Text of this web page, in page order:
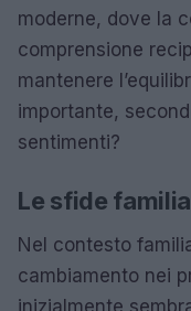
moderne, dove la
comprensione
mantenere
importante,
sentimenti?
Le sfide
Nel contesto
cambiamento nei
inizialmente